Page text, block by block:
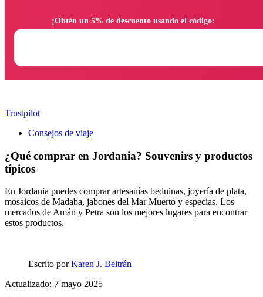
Trustpilot
Consejos de viaje
¿Qué comprar en Jordania? Souvenirs y productos
típicos
En Jordania puedes comprar artesanías beduinas, joyería de plata,
mosaicos de Madaba, jabones del Mar Muerto y especias. Los
mercados de Amán y Petra son los mejores lugares para encontrar
estos productos.
Escrito porKaren J. Beltrán
Actualizado: 7 mayo 2025